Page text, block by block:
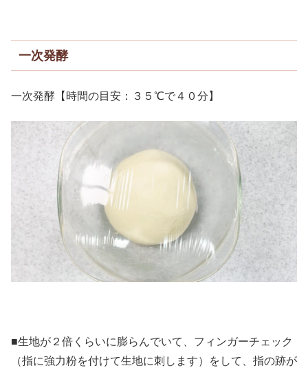
一次発酵
一次発酵【時間の目安：３５℃で４０分】
■生地が２倍くらいに膨らんでいて、フィンガーチェック
（指に強力粉を付けて生地に刺します）をして、指の跡が